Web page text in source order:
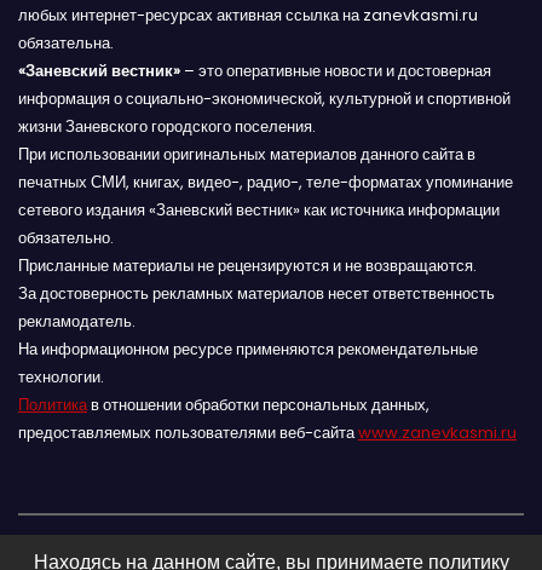
любых интернет-ресурсах активная ссылка на zanevkasmi.ru
обязательна.
«Заневский вестник» – это оперативные новости и достоверная
информация о социально-экономической, культурной и спортивной
жизни Заневского городского поселения.
При использовании оригинальных материалов данного сайта в
печатных СМИ, книгах, видео-, радио-, теле-форматах упоминание
сетевого издания «Заневский вестник» как источника информации
обязательно.
Присланные материалы не рецензируются и не возвращаются.
За достоверность рекламных материалов несет ответственность
рекламодатель.
На информационном ресурсе применяются рекомендательные
технологии.
Политикав отношении обработки персональных данных,
предоставляемых пользователями веб-сайтаwww.zanevkasmi.ru
Находясь на данном сайте, вы принимаете политику